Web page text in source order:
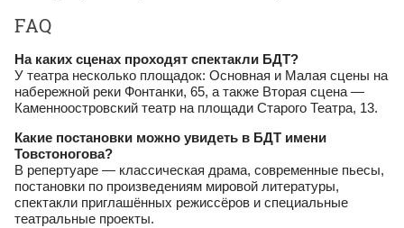
FAQ
На каких сценах проходят спектакли БДТ?
У театра несколько площадок: Основная и Малая сцены на
набережной реки Фонтанки, 65, а также Вторая сцена —
Каменноостровский театр на площади Старого Театра, 13.
Какие постановки можно увидеть в БДТ имени
Товстоногова?
В репертуаре — классическая драма, современные пьесы,
постановки по произведениям мировой литературы,
спектакли приглашённых режиссёров и специальные
театральные проекты.